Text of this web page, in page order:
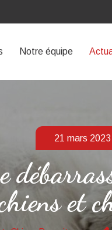
Notre équipe
21 mars 2023
et